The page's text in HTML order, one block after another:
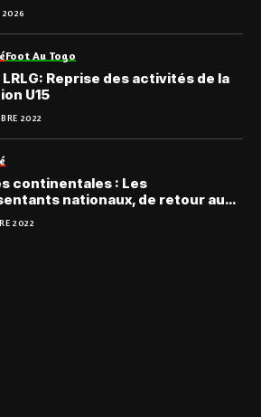
2026
Foot Au Togo
LRLG: Reprise des activités de la
U15
2022
continentales : Les
nationaux, de retour au
2022